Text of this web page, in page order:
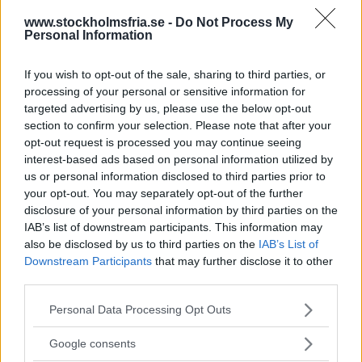
www.stockholmsfria.se - Do Not Process My
Personal Information
If you wish to opt-out of the sale, sharing to third parties, or
processing of your personal or sensitive information for
targeted advertising by us, please use the below opt-out
section to confirm your selection. Please note that after your
opt-out request is processed you may continue seeing
interest-based ads based on personal information utilized by
us or personal information disclosed to third parties prior to
your opt-out. You may separately opt-out of the further
disclosure of your personal information by third parties on the
IAB’s list of downstream participants. This information may
also be disclosed by us to third parties on the IAB’s List of
Downstream Participants that may further disclose it to other
Please note that this website/app uses one or more Google
not limited to your visit or usage behaviour. You may click to
Personal Data Processing Opt Outs
Google consents
Läs Frias efterträdare!
Syreär Sveriges enda gröna dagstidning som
finns både digitalt och i tryck.
drabbas.
tar inte emot dem och skyddat boende för män finns
inte på kartan, utbrister Carin Holmberg.
På Stockholms mansjour är det ovanligt att man tar
emot män som blivit utsatta för våld inom sin relation.
- Detta kan beror på att det är skamligare för en man
att berätta att han har blivit slagen än att han slår, tror
Mårten af Ekenstam som är ordförande för jouren.
Han uppskattar att de får ungefär ett samtal varannan
våld inom relationen. Det är ännu mer sällsynt att
homosexuella män vänder sig till dem.